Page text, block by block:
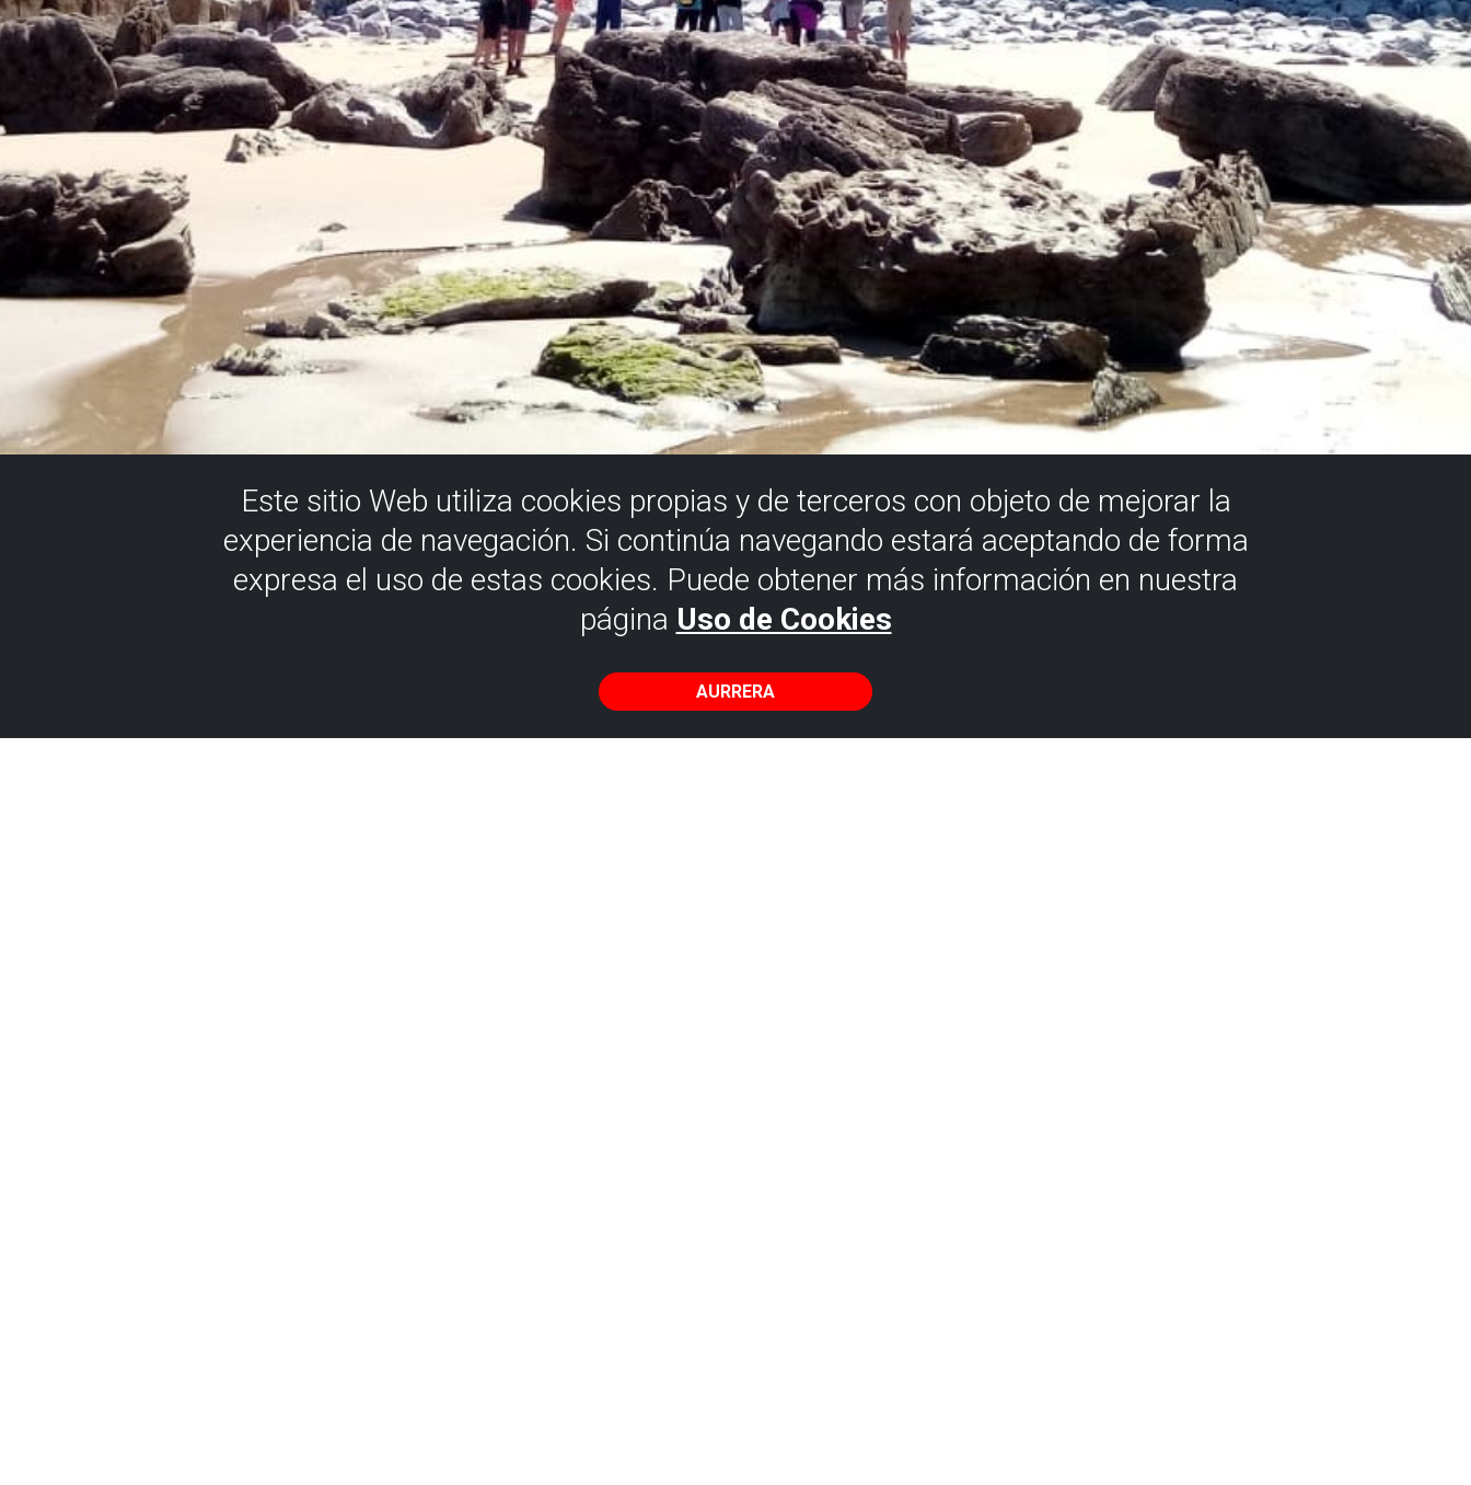
Este sitio Web utiliza cookies propias y de terceros con objeto de mejorar la
experiencia de navegación. Si continúa navegando estará aceptando de forma
expresa el uso de estas cookies. Puede obtener más información en nuestra
página Uso de Cookies
AURRERA